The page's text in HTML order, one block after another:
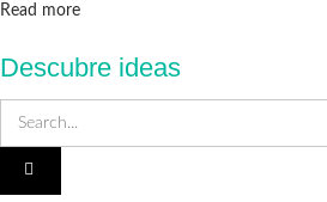
Read moreDetails
Descubre ideas